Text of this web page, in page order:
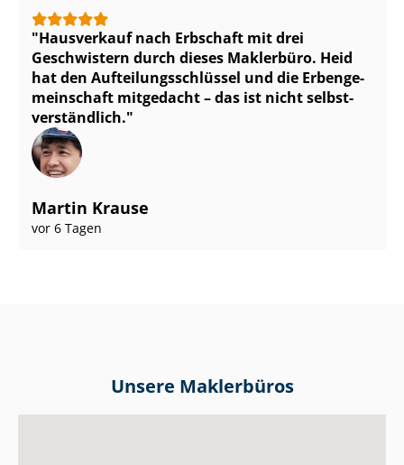
Hausverkauf nach Erbschaft mit drei
Geschwistern durch dieses Maklerbüro. Heid
hat den Auf­tei­lungs­schlüs­sel und die Er­ben­ge­
mein­schaft mitgedacht – das ist nicht selbst­
ver­ständ­lich.
Martin Krause
vor 6 Tagen
Unsere Maklerbüros